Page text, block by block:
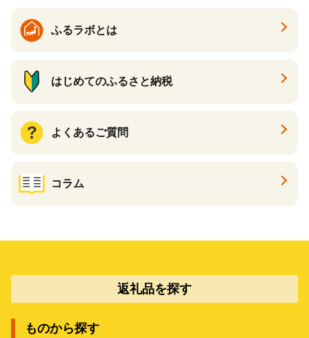
ふるラボとは
はじめてのふるさと納税
よくあるご質問
コラム
返礼品を探す
ものから探す